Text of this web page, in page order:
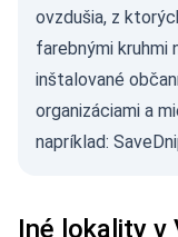
ovzdušia, z
farebnými kruhmi
inštalované
organizáciami a
napríklad:
Iné lokality v